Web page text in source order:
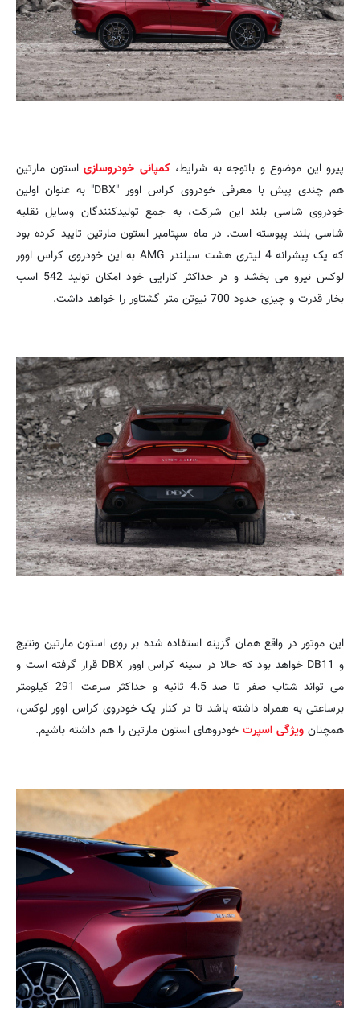
پیرو این موضوع و باتوجه به شرایط، کمپانی خودروسازی استون مارتین
هم چندی پیش با معرفی خودروی کراس اوور "DBX" به عنوان اولین
خودروی شاسی بلند این شرکت، به جمع تولیدکنندگان وسایل نقلیه
شاسی بلند پیوسته است. در ماه سپتامبر استون مارتین تایید کرده بود
که یک پیشرانه 4 لیتری هشت سیلندر AMG به این خودروی کراس اوور
لوکس نیرو می بخشد و در حداکثر کارایی خود امکان تولید 542 اسب
بخار قدرت و چیزی حدود 700 نیوتن متر گشتاور را خواهد داشت.
این موتور در واقع همان گزینه استفاده شده بر روی استون مارتین ونتیج
و DB11 خواهد بود که حالا در سینه کراس اوور DBX قرار گرفته است و
می تواند شتاب صفر تا صد 4.5 ثانیه و حداکثر سرعت 291 کیلومتر
برساعتی به همراه داشته باشد تا در کنار یک خودروی کراس اوور لوکس،
همچنان ویژگی اسپرت خودروهای استون مارتین را هم داشته باشیم.